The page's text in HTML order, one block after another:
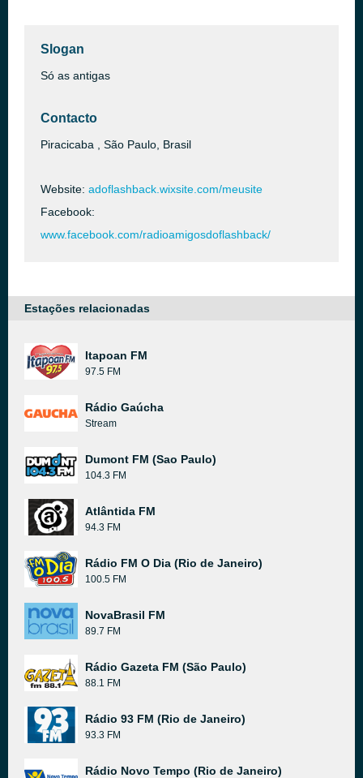
Slogan
Só as antigas
Contacto
Piracicaba , São Paulo, Brasil
Website: adoflashback.wixsite.com/meusite
Facebook:
www.facebook.com/radioamigosdoflashback/
Estações relacionadas
Itapoan FM
97.5 FM
Rádio Gaúcha
Stream
Dumont FM (Sao Paulo)
104.3 FM
Atlântida FM
94.3 FM
Rádio FM O Dia (Rio de Janeiro)
100.5 FM
NovaBrasil FM
89.7 FM
Rádio Gazeta FM (São Paulo)
88.1 FM
Rádio 93 FM (Rio de Janeiro)
93.3 FM
Rádio Novo Tempo (Rio de Janeiro)